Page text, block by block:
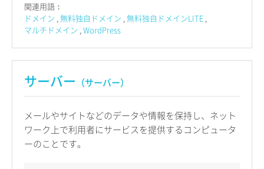
関連用語：
ドメイン 無料独自ドメイン 無料独自ドメインLITE
マルチドメイン WordPress
サーバー （サーバー）
メールやサイトなどのデータや情報を保持し、ネット
ワーク上で利用者にサービスを提供するコンピュータ
ーのことです。